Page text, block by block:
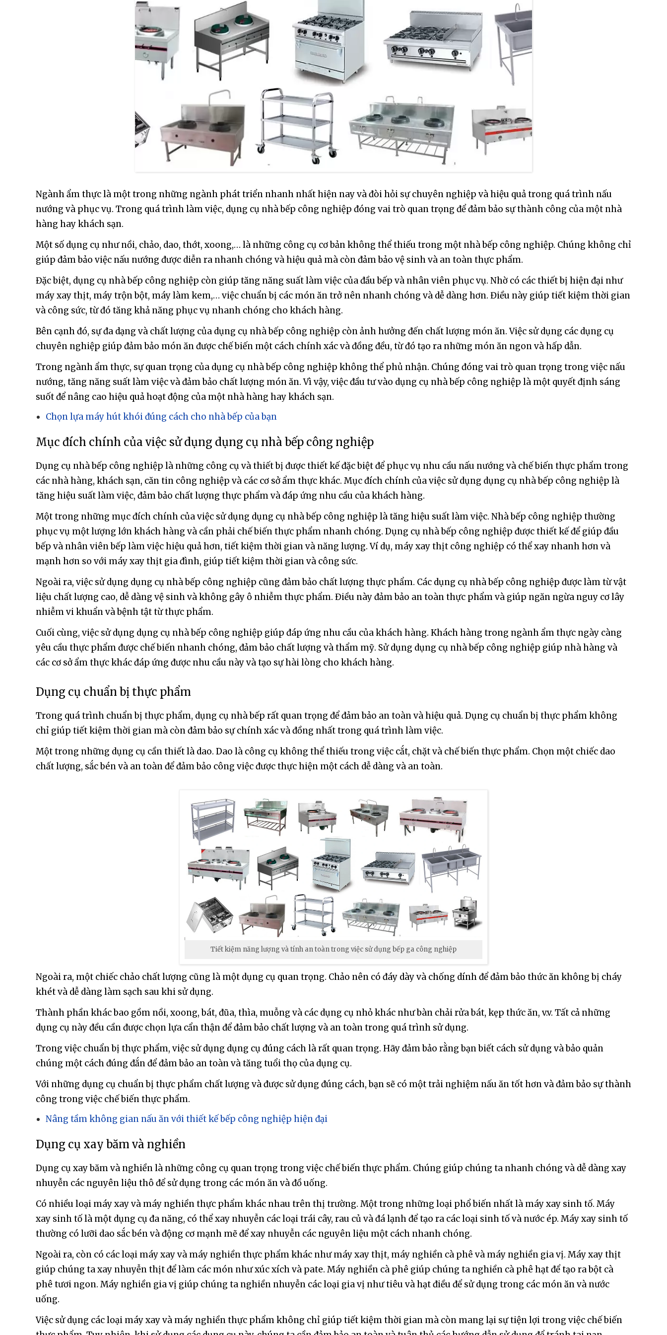
Ngành ẩm thực là một trong những ngành phát triển nhanh nhất hiện nay và đòi hỏi sự chuyên nghiệp và hiệu quả trong quá trình nấu
nướng và phục vụ. Trong quá trình làm việc, dụng cụ nhà bếp công nghiệp đóng vai trò quan trọng để đảm bảo sự thành công của một nhà
hàng hay khách sạn.
Một số dụng cụ như nồi, chảo, dao, thớt, xoong,… là những công cụ cơ bản không thể thiếu trong một nhà bếp công nghiệp. Chúng không chỉ
giúp đảm bảo việc nấu nướng được diễn ra nhanh chóng và hiệu quả mà còn đảm bảo vệ sinh và an toàn thực phẩm.
Đặc biệt, dụng cụ nhà bếp công nghiệp còn giúp tăng năng suất làm việc của đầu bếp và nhân viên phục vụ. Nhờ có các thiết bị hiện đại như
máy xay thịt, máy trộn bột, máy làm kem,… việc chuẩn bị các món ăn trở nên nhanh chóng và dễ dàng hơn. Điều này giúp tiết kiệm thời gian
và công sức, từ đó tăng khả năng phục vụ nhanh chóng cho khách hàng.
Bên cạnh đó, sự đa dạng và chất lượng của dụng cụ nhà bếp công nghiệp còn ảnh hưởng đến chất lượng món ăn. Việc sử dụng các dụng cụ
chuyên nghiệp giúp đảm bảo món ăn được chế biến một cách chính xác và đồng đều, từ đó tạo ra những món ăn ngon và hấp dẫn.
Trong ngành ẩm thực, sự quan trọng của dụng cụ nhà bếp công nghiệp không thể phủ nhận. Chúng đóng vai trò quan trọng trong việc nấu
nướng, tăng năng suất làm việc và đảm bảo chất lượng món ăn. Vì vậy, việc đầu tư vào dụng cụ nhà bếp công nghiệp là một quyết định sáng
suốt để nâng cao hiệu quả hoạt động của một nhà hàng hay khách sạn.
Chọn lựa máy hút khói đúng cách cho nhà bếp của bạn
Mục đích chính của việc sử dụng dụng cụ nhà bếp công nghiệp
Dụng cụ nhà bếp công nghiệp là những công cụ và thiết bị được thiết kế đặc biệt để phục vụ nhu cầu nấu nướng và chế biến thực phẩm trong
các nhà hàng, khách sạn, căn tin công nghiệp và các cơ sở ẩm thực khác. Mục đích chính của việc sử dụng dụng cụ nhà bếp công nghiệp là
tăng hiệu suất làm việc, đảm bảo chất lượng thực phẩm và đáp ứng nhu cầu của khách hàng.
Một trong những mục đích chính của việc sử dụng dụng cụ nhà bếp công nghiệp là tăng hiệu suất làm việc. Nhà bếp công nghiệp thường
phục vụ một lượng lớn khách hàng và cần phải chế biến thực phẩm nhanh chóng. Dụng cụ nhà bếp công nghiệp được thiết kế để giúp đầu
bếp và nhân viên bếp làm việc hiệu quả hơn, tiết kiệm thời gian và năng lượng. Ví dụ, máy xay thịt công nghiệp có thể xay nhanh hơn và
mạnh hơn so với máy xay thịt gia đình, giúp tiết kiệm thời gian và công sức.
Ngoài ra, việc sử dụng dụng cụ nhà bếp công nghiệp cũng đảm bảo chất lượng thực phẩm. Các dụng cụ nhà bếp công nghiệp được làm từ vật
liệu chất lượng cao, dễ dàng vệ sinh và không gây ô nhiễm thực phẩm. Điều này đảm bảo an toàn thực phẩm và giúp ngăn ngừa nguy cơ lây
nhiễm vi khuẩn và bệnh tật từ thực phẩm.
Cuối cùng, việc sử dụng dụng cụ nhà bếp công nghiệp giúp đáp ứng nhu cầu của khách hàng. Khách hàng trong ngành ẩm thực ngày càng
yêu cầu thực phẩm được chế biến nhanh chóng, đảm bảo chất lượng và thẩm mỹ. Sử dụng dụng cụ nhà bếp công nghiệp giúp nhà hàng và
các cơ sở ẩm thực khác đáp ứng được nhu cầu này và tạo sự hài lòng cho khách hàng.
Dụng cụ chuẩn bị thực phẩm
Trong quá trình chuẩn bị thực phẩm, dụng cụ nhà bếp rất quan trọng để đảm bảo an toàn và hiệu quả. Dụng cụ chuẩn bị thực phẩm không
chỉ giúp tiết kiệm thời gian mà còn đảm bảo sự chính xác và đồng nhất trong quá trình làm việc.
Một trong những dụng cụ cần thiết là dao. Dao là công cụ không thể thiếu trong việc cắt, chặt và chế biến thực phẩm. Chọn một chiếc dao
chất lượng, sắc bén và an toàn để đảm bảo công việc được thực hiện một cách dễ dàng và an toàn.
Tiết kiệm năng lượng và tính an toàn trong việc sử dụng bếp ga công nghiệp
Ngoài ra, một chiếc chảo chất lượng cũng là một dụng cụ quan trọng. Chảo nên có đáy dày và chống dính để đảm bảo thức ăn không bị cháy
khét và dễ dàng làm sạch sau khi sử dụng.
Thành phần khác bao gồm nồi, xoong, bát, đũa, thìa, muỗng và các dụng cụ nhỏ khác như bàn chải rửa bát, kẹp thức ăn, v.v. Tất cả những
dụng cụ này đều cần được chọn lựa cẩn thận để đảm bảo chất lượng và an toàn trong quá trình sử dụng.
Trong việc chuẩn bị thực phẩm, việc sử dụng dụng cụ đúng cách là rất quan trọng. Hãy đảm bảo rằng bạn biết cách sử dụng và bảo quản
chúng một cách đúng đắn để đảm bảo an toàn và tăng tuổi thọ của dụng cụ.
Với những dụng cụ chuẩn bị thực phẩm chất lượng và được sử dụng đúng cách, bạn sẽ có một trải nghiệm nấu ăn tốt hơn và đảm bảo sự thành
công trong việc chế biến thực phẩm.
Nâng tầm không gian nấu ăn với thiết kế bếp công nghiệp hiện đại
Dụng cụ xay băm và nghiền
Dụng cụ xay băm và nghiền là những công cụ quan trọng trong việc chế biến thực phẩm. Chúng giúp chúng ta nhanh chóng và dễ dàng xay
nhuyễn các nguyên liệu thô để sử dụng trong các món ăn và đồ uống.
Có nhiều loại máy xay và máy nghiền thực phẩm khác nhau trên thị trường. Một trong những loại phổ biến nhất là máy xay sinh tố. Máy
xay sinh tố là một dụng cụ đa năng, có thể xay nhuyễn các loại trái cây, rau củ và đá lạnh để tạo ra các loại sinh tố và nước ép. Máy xay sinh tố
thường có lưỡi dao sắc bén và động cơ mạnh mẽ để xay nhuyễn các nguyên liệu một cách nhanh chóng.
Ngoài ra, còn có các loại máy xay và máy nghiền thực phẩm khác như máy xay thịt, máy nghiền cà phê và máy nghiền gia vị. Máy xay thịt
giúp chúng ta xay nhuyễn thịt để làm các món như xúc xích và pate. Máy nghiền cà phê giúp chúng ta nghiền cà phê hạt để tạo ra bột cà
phê tươi ngon. Máy nghiền gia vị giúp chúng ta nghiền nhuyễn các loại gia vị như tiêu và hạt điều để sử dụng trong các món ăn và nước
uống.
Việc sử dụng các loại máy xay và máy nghiền thực phẩm không chỉ giúp tiết kiệm thời gian mà còn mang lại sự tiện lợi trong việc chế biến